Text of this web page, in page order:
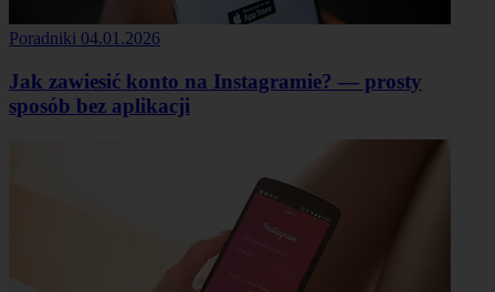
Poradniki 04.01.2026
Jak zawiesić konto na Instagramie? — prosty
sposób bez aplikacji